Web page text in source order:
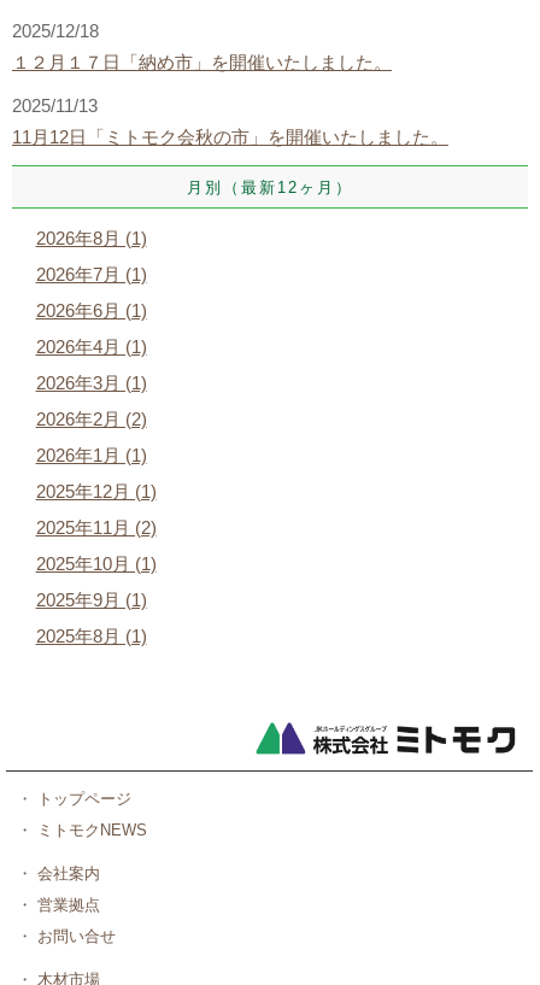
2025/12/18
１２月１７日「納め市」を開催いたしました。
2025/11/13
11月12日「ミトモク会秋の市」を開催いたしました。
月別（最新12ヶ月）
2026年8月 (1)
2026年7月 (1)
2026年6月 (1)
2026年4月 (1)
2026年3月 (1)
2026年2月 (2)
2026年1月 (1)
2025年12月 (1)
2025年11月 (2)
2025年10月 (1)
2025年9月 (1)
2025年8月 (1)
・
トップページ
・
ミトモクNEWS
・ 会社案内
・ 営業拠点
・
お問い合せ
・ 木材市場